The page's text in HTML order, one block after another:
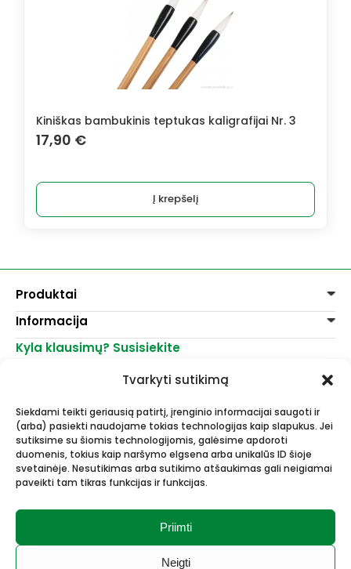
Tvarkyti sutikimą
Siekdami teikti geriausią patirtį, įrenginio informacijai saugoti ir
(arba) pasiekti naudojame tokias technologijas kaip slapukus. Jei
sutiksime su šiomis technologijomis, galėsime apdoroti
duomenis, tokius kaip naršymo elgsena arba unikalūs ID šioje
svetainėje. Nesutikimas arba sutikimo atšaukimas gali neigiamai
paveikti tam tikras funkcijas ir funkcijas.
Priimti
Neigti
Kiniškas bambukinis teptukas kaligrafijai Nr. 3
17,90 €
Į krepšelį
Produktai
Dažai
Dekoravimui
Lakai, skiedikliai
Akvarelinis popierius
Molbertai
Keramikams ir skulptoriams
FIMO modelinas
Drobės, porėmiai
Mokyklinės ir biuro prekės
Rėmai ir rėminimas
Informacija
Pirkimo taisyklės
Parduotuvės
Kyla klausimų? Susisiekite
info@menomuza.lt
Dailės, dailininkų reikmenys -
didmeninė ir mažmeninė prekyba.
Esame Stipriausi Lietuvoje 2023
metais.